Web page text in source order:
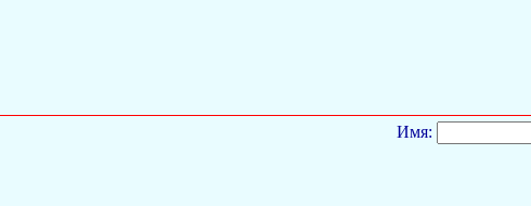
Имя: